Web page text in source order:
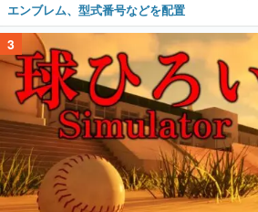
エンブレム、型式番号などを配置
3